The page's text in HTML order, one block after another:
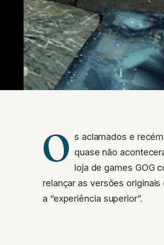
O s aclamados e
quase não
loja de games GOG
relançar as versões
a “experiência superior”.